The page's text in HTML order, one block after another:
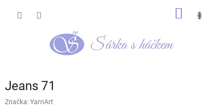
Jeans 71
Značka:YarnArt